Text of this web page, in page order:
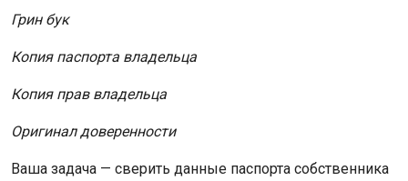
Грин бук
Копия паспорта владельца
Копия прав владельца
Оригинал доверенности
Ваша задача — сверить данные паспорта собственника